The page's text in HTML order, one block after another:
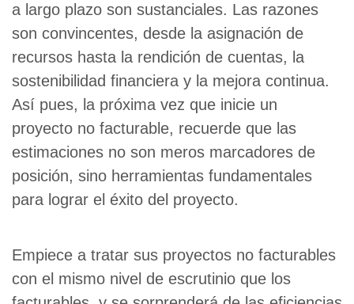
a largo plazo son sustanciales. Las razones
son convincentes, desde la asignación de
recursos hasta la rendición de cuentas, la
sostenibilidad financiera y la mejora continua.
Así pues, la próxima vez que inicie un
proyecto no facturable, recuerde que las
estimaciones no son meros marcadores de
posición, sino herramientas fundamentales
para lograr el éxito del proyecto.
Empiece a tratar sus proyectos no facturables
con el mismo nivel de escrutinio que los